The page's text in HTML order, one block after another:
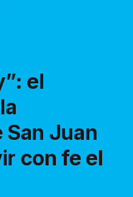
el
San Juan
con fe el